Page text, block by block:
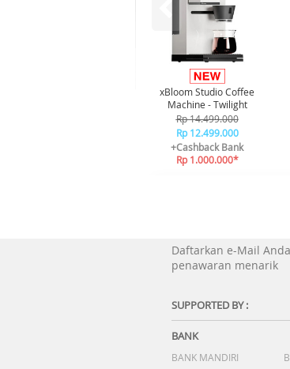
xBloom Studio Coffee
Machine - Twilight
Rp 14.499.000
Rp 12.499.000
+Cashback Bank
Rp 1.000.000*
Daftarkan e-Mail
penawaran menarik
SUPPORTED BY :
BANK
BANK MANDIRI